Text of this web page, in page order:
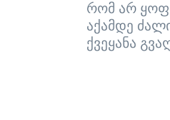
რომ არ
აქამდე
ქვეყანა